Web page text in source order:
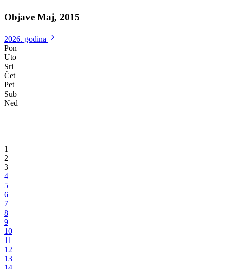
Goražde
Nizom svečanosti obilježen i drugi dan manifestacije „Dani otpora“
2015.
05.05.2015